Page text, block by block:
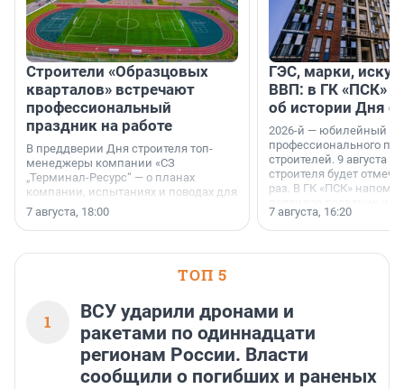
Строители «Образцовых
кварталов» встречают
профессиональный
праздник на работе
В преддверии Дня строителя топ-
менеджеры компании «СЗ
„Терминал-Ресурс“ — о планах
компании, испытаниях и поводах для
осторожного оптимизма.
7 августа, 18:00
ГЭС, марки,
ВВП: в ГК «ПСК»
об истории Дня
2026-й — юбилейный
профессионального
строителей. 9 августа
строителя будет
раз. В ГК «ПСК»
поменялась роль
7 августа, 16:20
ТОП 5
1
ВСУ ударили дронами и
ракетами по одиннадцати
регионам России. Власти
сообщили о погибших и раненых